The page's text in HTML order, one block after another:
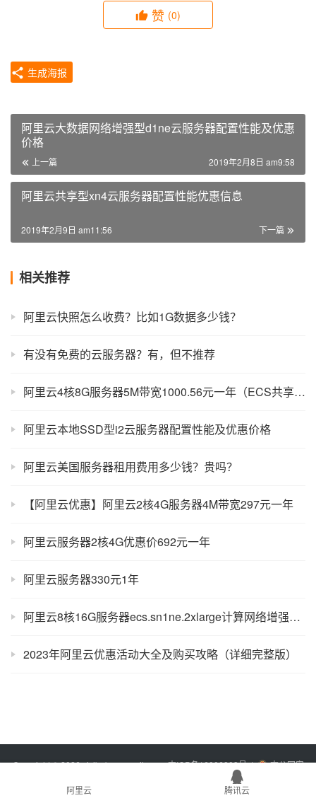
赞 (0)
生成海报
阿里云大数据网络增强型d1ne云服务器配置性能及优惠
价格
上一篇 2019年2月8日 am9:58
阿里云共享型xn4云服务器配置性能优惠信息
下一篇
2019年2月9日 am11:56
相关推荐
阿里云快照怎么收费？比如1G数据多少钱？
有没有免费的云服务器？有，但不推荐
阿里云4核8G服务器5M带宽1000.56元一年（ECS共享型s6）
阿里云本地SSD型i2云服务器配置性能及优惠价格
阿里云美国服务器租用费用多少钱？贵吗？
【阿里云优惠】阿里云2核4G服务器4M带宽297元一年
阿里云服务器2核4G优惠价692元一年
阿里云服务器330元1年
阿里云8核16G服务器ecs.sn1ne.2xlarge计算网络增强型优惠
2023年阿里云优惠活动大全及购买攻略（详细完整版）
Copyright © 2026 xixibobo.comsitemap吉ICP备16006803号-1
吉公网安
阿里云
腾讯云